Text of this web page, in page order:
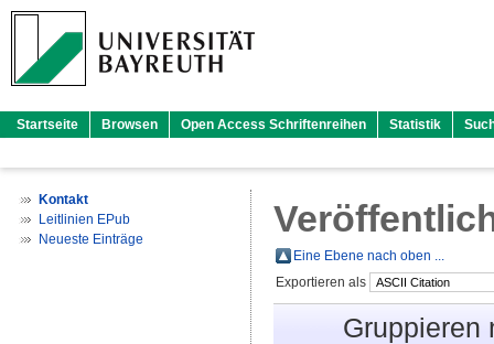
Startseite Browsen Open Access Schriftenreihen Statistik
Kontakt
Leitlinien EPub
Neueste Einträge
Eine Ebene nach oben ...
Exportieren als
Gruppieren